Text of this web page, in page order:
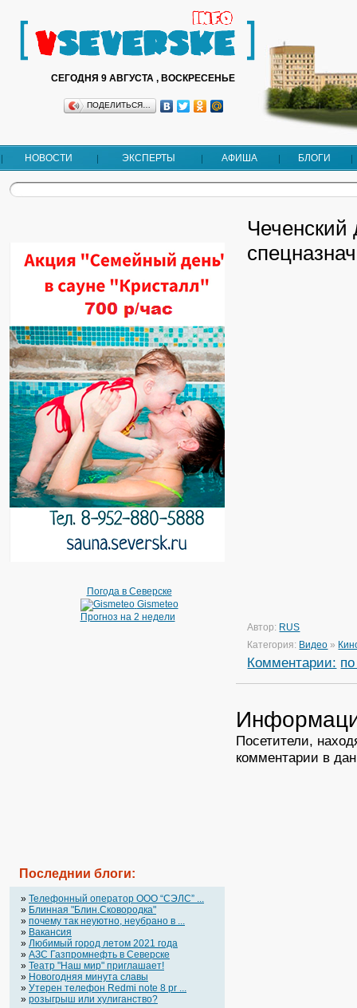
СЕГОДНЯ 9 АВГУСТА , ВОСКРЕСЕНЬЕ
ПОДЕЛИТЬСЯ…
НОВОСТИ ЭКСПЕРТЫ АФИША БЛОГИ
Погода в Северске
Gismeteo
Прогноз на 2 недели
Последнии блоги:
» Телефонный оператор OOO “СЭЛС” ...
» Блинная "Блин.Сковородка"
» почему так неуютно, неубрано в ...
» Вакансия
» Любимый город летом 2021 года
» АЗС Газпромнефть в Северске
» Театр "Наш мир" приглашает!
» Новогодняя минута славы
» Утерен телефон Redmi note 8 pr ...
» розыгрыш или хулиганство?
Чеченский
Автор: RUS
Категория: Видео »
Комментарии:
Посетители,
комментарии в